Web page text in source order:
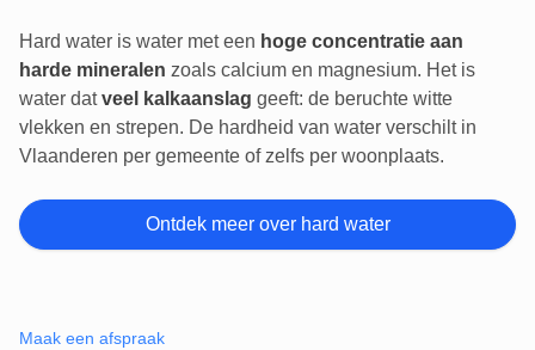
Hard water is water met een hoge concentratie aan
harde mineralen zoals calcium en magnesium. Het is
water datveel kalkaanslag geeft: de beruchte witte
vlekken en strepen. De hardheid van water verschilt in
Vlaanderen per gemeente of zelfs per woonplaats.
Ontdek meer over hard water
Maak een afspraak